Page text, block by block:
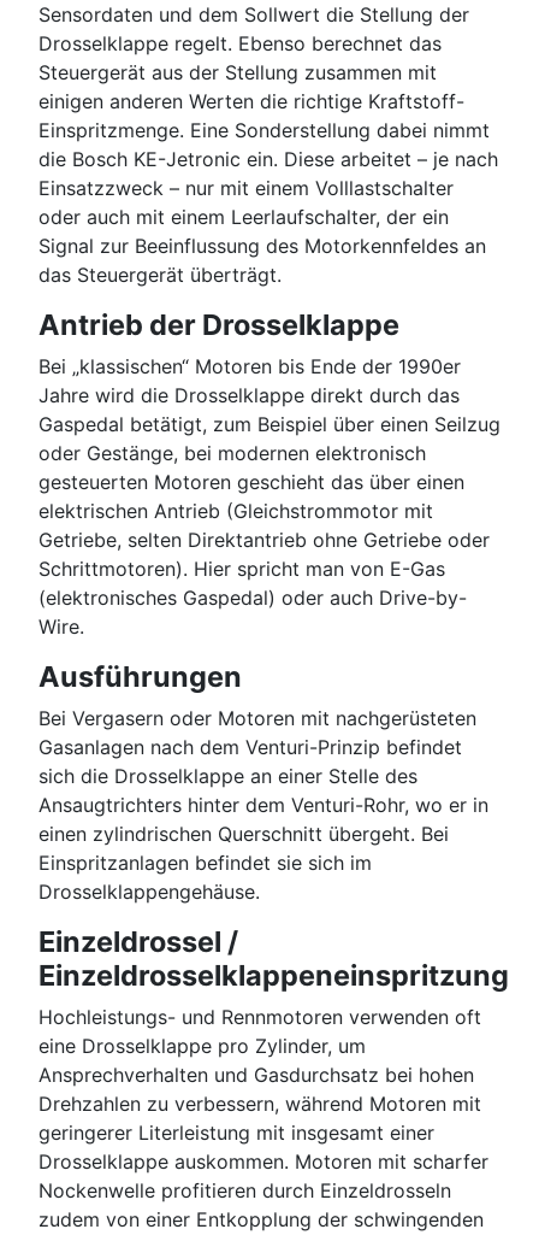
Sensordaten und dem Sollwert die Stellung der
Drosselklappe regelt. Ebenso berechnet das
Steuergerät aus der Stellung zusammen mit
einigen anderen Werten die richtige Kraftstoff-
Einspritzmenge. Eine Sonderstellung dabei nimmt
die Bosch KE-Jetronic ein. Diese arbeitet – je nach
Einsatzzweck – nur mit einem Volllastschalter
oder auch mit einem Leerlaufschalter, der ein
Signal zur Beeinflussung des Motorkennfeldes an
das Steuergerät überträgt.
Antrieb der Drosselklappe
Bei „klassischen“ Motoren bis Ende der 1990er
Jahre wird die Drosselklappe direkt durch das
Gaspedal betätigt, zum Beispiel über einen Seilzug
oder Gestänge, bei modernen elektronisch
gesteuerten Motoren geschieht das über einen
elektrischen Antrieb (Gleichstrommotor mit
Getriebe, selten Direktantrieb ohne Getriebe oder
Schrittmotoren). Hier spricht man von E-Gas
(elektronisches Gaspedal) oder auch Drive-by-
Wire.
Ausführungen
Bei Vergasern oder Motoren mit nachgerüsteten
Gasanlagen nach dem Venturi-Prinzip befindet
sich die Drosselklappe an einer Stelle des
Ansaugtrichters hinter dem Venturi-Rohr, wo er in
einen zylindrischen Querschnitt übergeht. Bei
Einspritzanlagen befindet sie sich im
Drosselklappengehäuse.
Einzeldrossel /
Einzeldrosselklappeneinspritzung
Hochleistungs- und Rennmotoren verwenden oft
eine Drosselklappe pro Zylinder, um
Ansprechverhalten und Gasdurchsatz bei hohen
Drehzahlen zu verbessern, während Motoren mit
geringerer Literleistung mit insgesamt einer
Drosselklappe auskommen. Motoren mit scharfer
Nockenwelle profitieren durch Einzeldrosseln
zudem von einer Entkopplung der schwingenden